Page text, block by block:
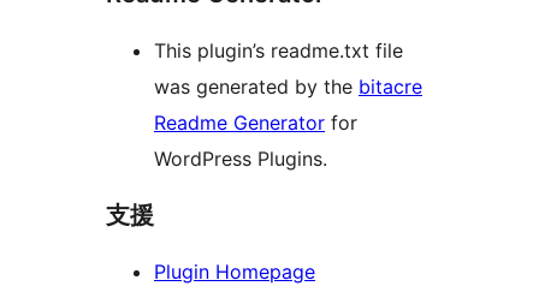
This plugin’s readme.txt file
was generated by the bitacre
Readme Generator for
WordPress Plugins.
支援
Plugin Homepage